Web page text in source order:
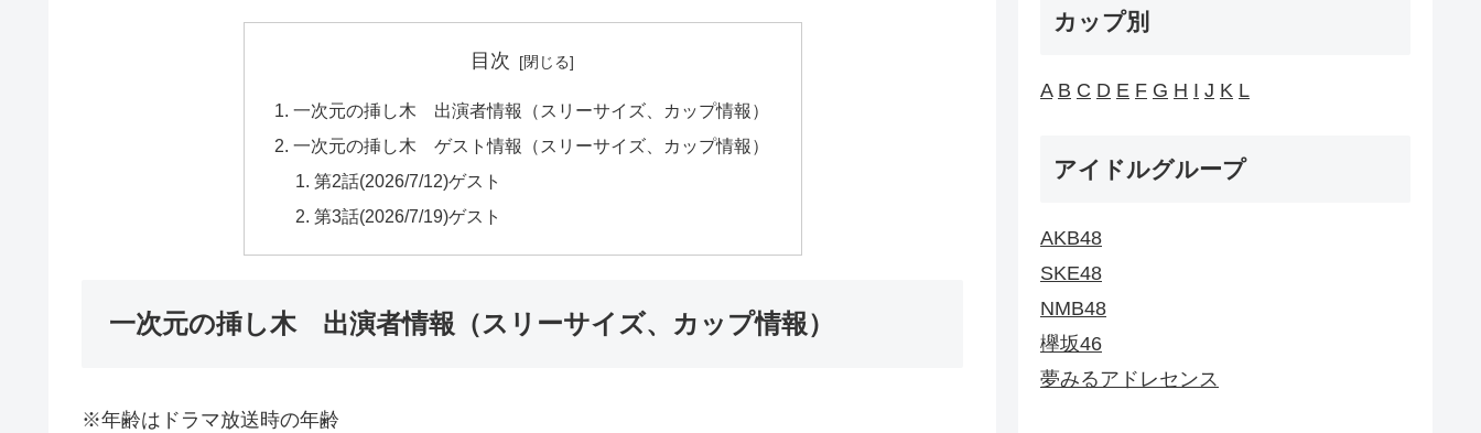
目次
一次元の挿し木 出演者情報（スリーサイズ、カップ情報）
一次元の挿し木 ゲスト情報（スリーサイズ、カップ情報）
第2話(2026/7/12)ゲスト
第3話(2026/7/19)ゲスト
一次元の挿し木 出演者情報（スリーサイズ、カップ情報）
※年齢はドラマ放送時の年齢
カップ別
A B C D E F G H I J K L
アイドルグループ
AKB48
SKE48
NMB48
欅坂46
夢みるアドレセンス